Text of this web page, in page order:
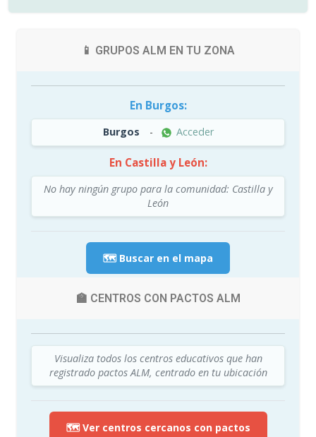
📱 GRUPOS ALM EN TU ZONA
En Burgos:
Burgos - Acceder
En Castilla y León:
No hay ningún grupo para la comunidad: Castilla y
León
🗺️ Buscar en el mapa
🏫 CENTROS CON PACTOS ALM
Visualiza todos los centros educativos que han
registrado pactos ALM, centrado en tu ubicación
🗺️ Ver centros cercanos con pactos